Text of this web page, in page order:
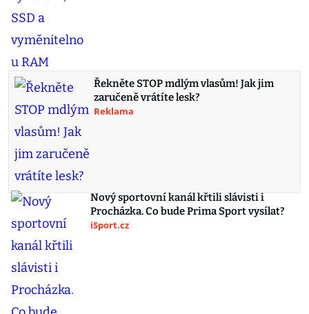
Řekněte STOP mdlým vlasům! Jak jim
zaručeně vrátíte lesk?
Reklama
Nový sportovní kanál křtili slávisti i
Procházka. Co bude Prima Sport vysílat?
iSport.cz